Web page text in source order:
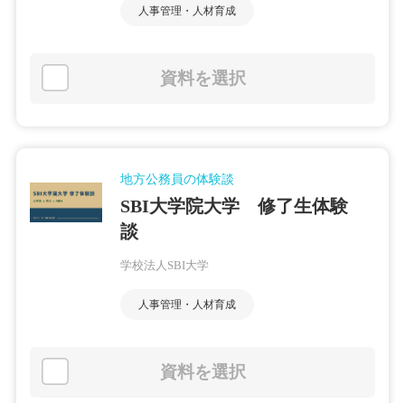
人事管理・人材育成
資料を選択
地方公務員の体験談
SBI大学院大学 修了生体験
談
学校法人SBI大学
人事管理・人材育成
資料を選択